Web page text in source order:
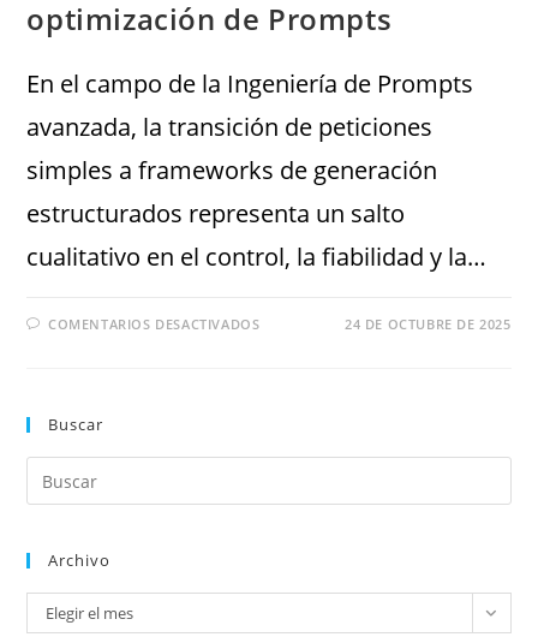
optimización de Prompts
En el campo de la Ingeniería de Prompts
avanzada, la transición de peticiones
simples a frameworks de generación
estructurados representa un salto
cualitativo en el control, la fiabilidad y la…
COMENTARIOS DESACTIVADOS 24 DE OCTUBRE DE 2025
Buscar
Archivo
Elegir el mes